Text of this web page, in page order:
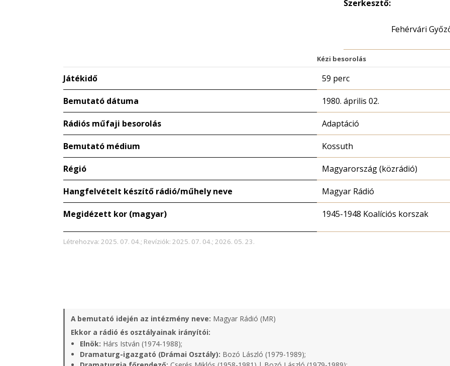
Szerkesztő:
Fehérvári
Kézi besorolás
Játékidő 59 perc
Bemutató dátuma 1980. április 02.
Rádiós műfaji besorolás Adaptáció
Bemutató médium Kossuth
Régió Magyarország (közrádió)
Hangfelvételt készítő rádió/műhely neve Magyar Rádió
Megidézett kor (magyar) 1945-1948 Koalíciós korszak
Létrehozva: 2025. 07. 04.; Revíziók: 2025. 07. 04.; 2026. 05. 23.
A bemutató idején az intézmény neve: Magyar Rádió (MR)
Ekkor a rádió és osztályainak irányítói:
Elnök: Hárs István (1974-1988);
Dramaturg-igazgató (Drámai Osztály): Bozó László (1979-1989);